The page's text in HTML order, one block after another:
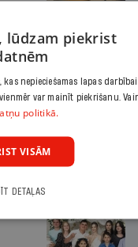
lūdzam piekrist
nepieciešamas lapas
var mainīt piekrišanu.
politikā.
VISĀM
DETAĻAS